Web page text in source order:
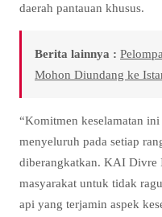
daerah pantauan khusus.
Berita lainnya :
Mohon Diundang ke
“Komitmen keselamatan
menyeluruh pada setiap
diberangkatkan. KAI Divre
masyarakat untuk tidak
api yang terjamin aspek